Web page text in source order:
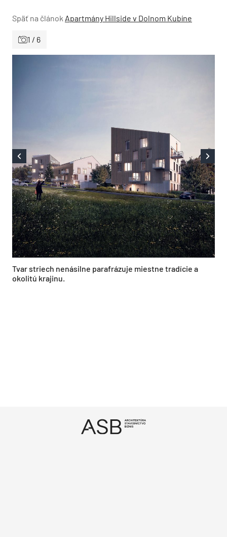
Späť na článok Apartmány Hillside v Dolnom Kubíne
1 / 6
Tvar striech nenásilne parafrázuje miestne tradície a
okolitú krajinu.